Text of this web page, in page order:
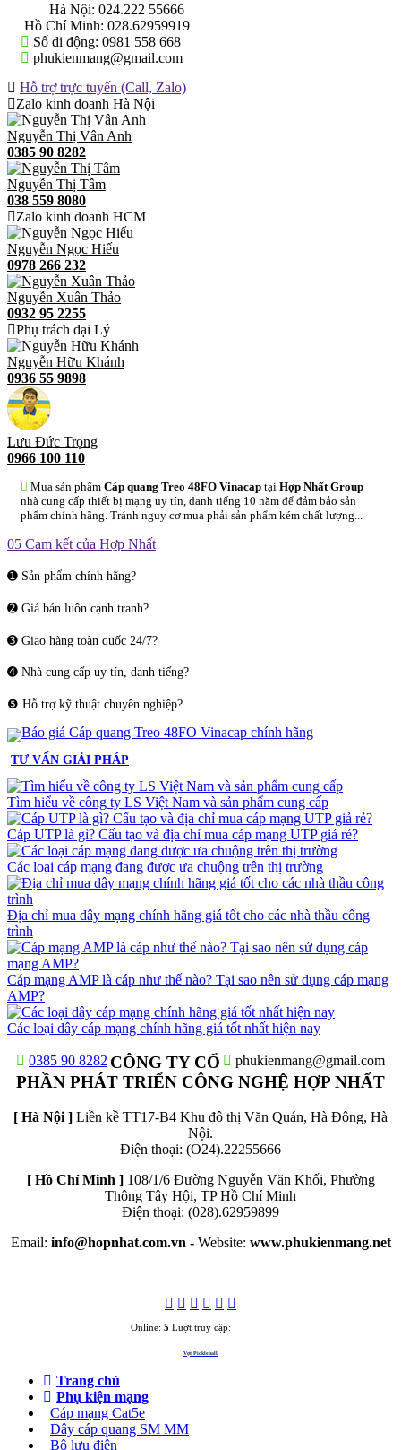
Hà Nội: 024.222 55666
Hồ Chí Minh: 028.62959919
Số di động: 0981 558 668
phukienmang@gmail.com
Hỗ trợ trực tuyến (Call, Zalo)
Zalo kinh doanh Hà Nội
Nguyễn Thị Vân Anh
0385 90 8282
Nguyễn Thị Tâm
038 559 8080
Zalo kinh doanh HCM
Nguyễn Ngọc Hiếu
0978 266 232
Nguyễn Xuân Thảo
0932 95 2255
Phụ trách đại Lý
Nguyễn Hữu Khánh
0936 55 9898
Lưu Đức Trọng
0966 100 110
Mua sản phẩm Cáp quang Treo 48FO Vinacap tại Hợp Nhất Group
nhà cung cấp thiết bị mạng uy tín, danh tiếng 10 năm để đảm bảo sản
phẩm chính hãng. Tránh nguy cơ mua phải sản phẩm kém chất lượng...
05 Cam kết của Hợp Nhất
➊ Sản phẩm chính hãng?
➋ Giá bán luôn cạnh tranh?
➌ Giao hàng toàn quốc 24/7?
➍ Nhà cung cấp uy tín, danh tiếng?
❺ Hỗ trợ kỹ thuật chuyên nghiệp?
TƯ VẤN GIẢI PHÁP
Tìm hiểu về công ty LS Việt Nam và sản phẩm cung cấp
Cáp UTP là gì? Cấu tạo và địa chỉ mua cáp mạng UTP giả rẻ?
Các loại cáp mạng đang được ưa chuộng trên thị trường
Địa chỉ mua dây mạng chính hãng giá tốt cho các nhà thầu công
trình
Cáp mạng AMP là cáp như thế nào? Tại sao nên sử dụng cáp mạng
AMP?
Các loại dây cáp mạng chính hãng giá tốt nhất hiện nay
0385 90 8282 phukienmang@gmail.com
CÔNG TY CỔ
PHẦN PHÁT TRIỂN CÔNG NGHỆ HỢP NHẤT
[ Hà Nội ] Liền kề TT17-B4 Khu đô thị Văn Quán, Hà Đông, Hà
Nội.
Điện thoại: (O24).22255666
[ Hồ Chí Minh ]108/1/6 Đường Nguyễn Văn Khối, Phường
Thông Tây Hội, TP Hồ Chí Minh
Điện thoại: (028).62959899
Email: info@hopnhat.com.vn - Website: www.phukienmang.net
Online: 5 Lượt truy cập:
Vợt Pickleball
Trang chủ
Phụ kiện mạng
Cáp mạng Cat5e
Dây cáp quang SM MM
Bộ lưu điện